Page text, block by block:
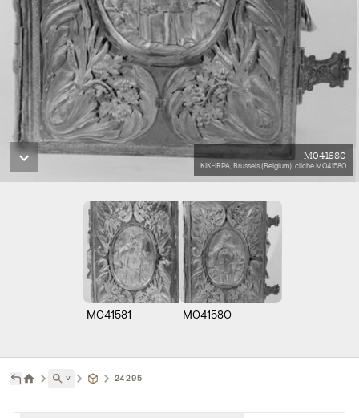
M041580
KIK-IRPA, Brussels (Belgium), cliché M041580
M041581 M041580
˅ 24295